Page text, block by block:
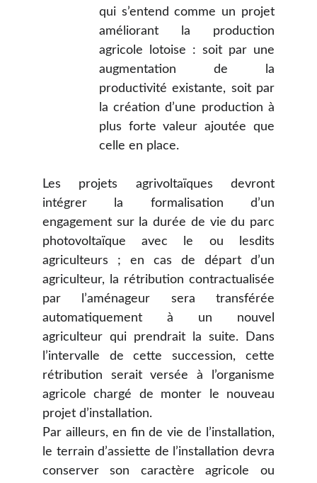
qui s’entend comme un projet
améliorant la production
agricole lotoise : soit par une
augmentation de la
productivité existante, soit par
la création d’une production à
plus forte valeur ajoutée que
celle en place.
Les projets agrivoltaïques devront
intégrer la formalisation d’un
engagement sur la durée de vie du parc
photovoltaïque avec le ou lesdits
agriculteurs ; en cas de départ d’un
agriculteur, la rétribution contractualisée
par l’aménageur sera transférée
automatiquement à un nouvel
agriculteur qui prendrait la suite. Dans
l’intervalle de cette succession, cette
rétribution serait versée à l’organisme
agricole chargé de monter le nouveau
projet d’installation.
Par ailleurs, en fin de vie de l’installation,
le terrain d’assiette de l’installation devra
conserver son caractère agricole ou